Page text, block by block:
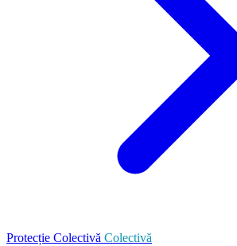
Protecție Colectivă Colectivă